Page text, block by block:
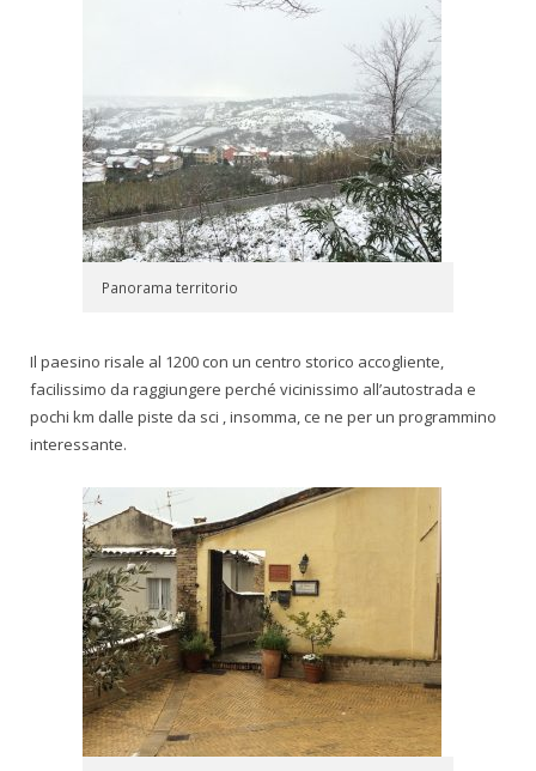
Panorama territorio
Il paesino risale al 1200 con un centro storico accogliente,
facilissimo da raggiungere perché vicinissimo all’autostrada e
pochi km dalle piste da sci , insomma, ce ne per un programmino
interessante.